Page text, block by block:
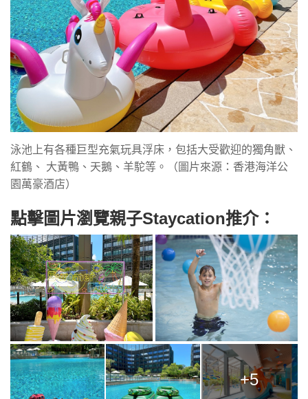
泳池上有各種巨型充氣玩具浮床，包括大受歡迎的獨角獸、
紅鶴、 大黃鴨、天鵝、羊駝等。（圖片來源：香港海洋公
園萬豪酒店）
點擊圖片瀏覽親子Staycation推介：
+5